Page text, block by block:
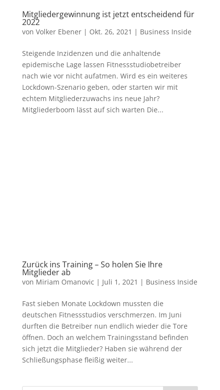
Mitgliedergewinnung ist jetzt entscheidend für
2022
von Volker Ebener| Okt. 26, 2021 | Business Inside
Steigende Inzidenzen und die anhaltende
epidemische Lage lassen Fitnessstudiobetreiber
nach wie vor nicht aufatmen. Wird es ein weiteres
Lockdown-Szenario geben, oder starten wir mit
echtem Mitgliederzuwachs ins neue Jahr?
Mitgliederboom lässt auf sich warten Die...
Zurück ins Training – So holen Sie Ihre
Mitglieder ab
von Miriam Omanovic | Juli 1, 2021 | Business Inside
Fast sieben Monate Lockdown mussten die
deutschen Fitnessstudios verschmerzen. Im Juni
durften die Betreiber nun endlich wieder die Tore
öffnen. Doch an welchem Trainingsstand befinden
sich jetzt die Mitglieder? Haben sie während der
Schließungsphase fleißig weiter...